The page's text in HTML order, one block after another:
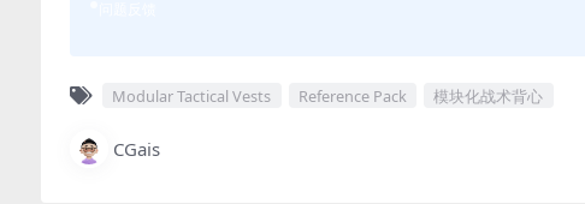
Modular Tactical Vests Reference Pack 模块化战术背心
CGais